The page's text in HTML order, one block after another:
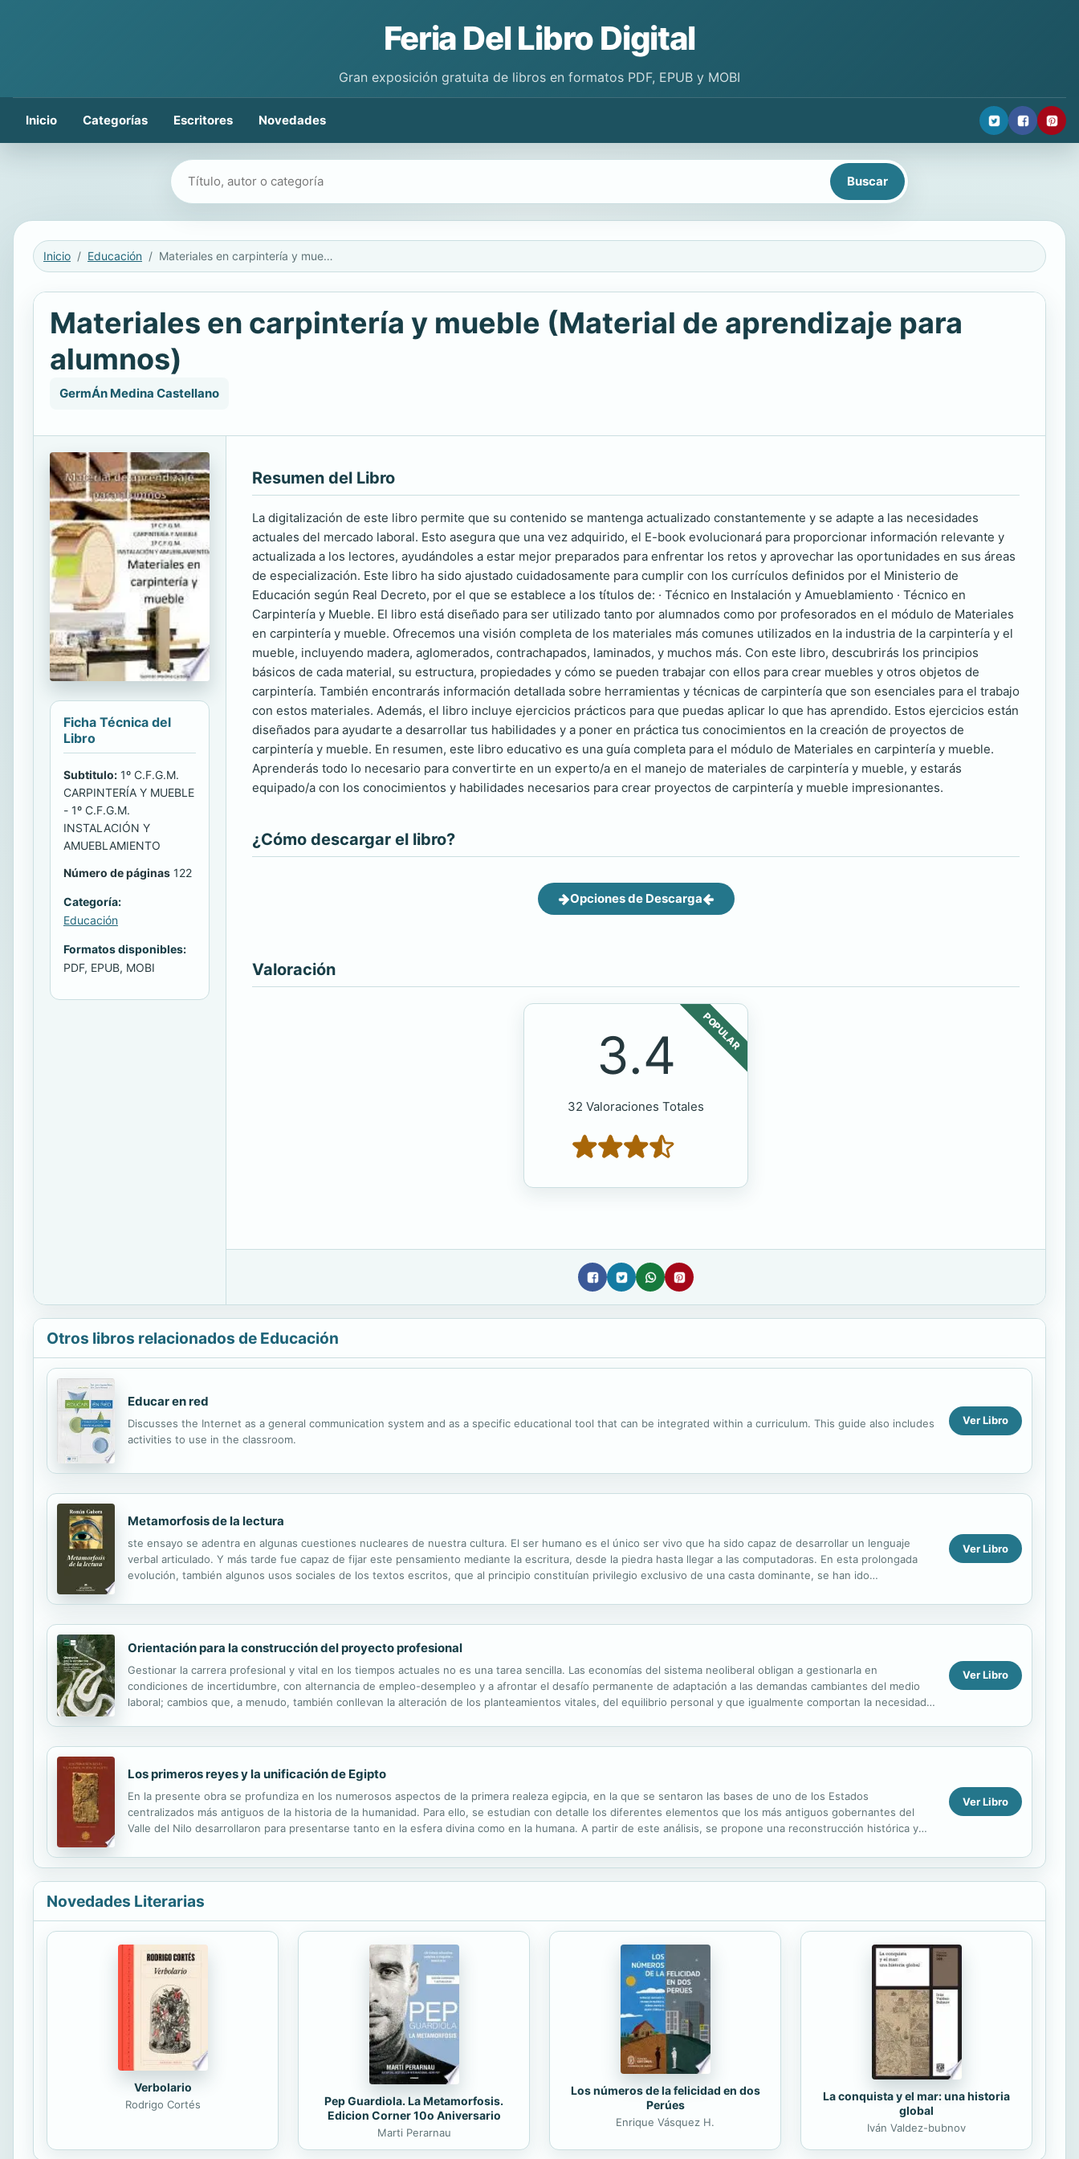
Feria Del Libro Digital
Gran exposición gratuita de libros en formatos PDF, EPUB y MOBI
Inicio Categorías Escritores Novedades
Buscar libros
Inicio Educación Materiales en carpintería y mueble (Material de aprendizaje para alumnos)
Materiales en carpintería y mueble (Material de aprendizaje para
alumnos)
GermÁn Medina Castellano
Ficha Técnica del
Libro
Subtitulo: 1º C.F.G.M.
CARPINTERÍA Y MUEBLE
- 1º C.F.G.M.
INSTALACIÓN Y
AMUEBLAMIENTO
Número de páginas 122
Categoría:
Educación
Formatos disponibles:
PDF, EPUB, MOBI
Resumen del Libro
La digitalización de este libro permite que su contenido se mantenga actualizado constantemente y se adapte a las necesidades
actuales del mercado laboral. Esto asegura que una vez adquirido, el E-book evolucionará para proporcionar información relevante y
actualizada a los lectores, ayudándoles a estar mejor preparados para enfrentar los retos y aprovechar las oportunidades en sus áreas
de especialización. Este libro ha sido ajustado cuidadosamente para cumplir con los currículos definidos por el Ministerio de
Educación según Real Decreto, por el que se establece a los títulos de: · Técnico en Instalación y Amueblamiento · Técnico en
Carpintería y Mueble. El libro está diseñado para ser utilizado tanto por alumnados como por profesorados en el módulo de Materiales
en carpintería y mueble. Ofrecemos una visión completa de los materiales más comunes utilizados en la industria de la carpintería y el
mueble, incluyendo madera, aglomerados, contrachapados, laminados, y muchos más. Con este libro, descubrirás los principios
básicos de cada material, su estructura, propiedades y cómo se pueden trabajar con ellos para crear muebles y otros objetos de
carpintería. También encontrarás información detallada sobre herramientas y técnicas de carpintería que son esenciales para el trabajo
con estos materiales. Además, el libro incluye ejercicios prácticos para que puedas aplicar lo que has aprendido. Estos ejercicios están
diseñados para ayudarte a desarrollar tus habilidades y a poner en práctica tus conocimientos en la creación de proyectos de
carpintería y mueble. En resumen, este libro educativo es una guía completa para el módulo de Materiales en carpintería y mueble.
Aprenderás todo lo necesario para convertirte en un experto/a en el manejo de materiales de carpintería y mueble, y estarás
equipado/a con los conocimientos y habilidades necesarios para crear proyectos de carpintería y mueble impresionantes.
¿Cómo descargar el libro?
Opciones de Descarga
Valoración
POPULAR
3.4
32 Valoraciones Totales
Otros libros relacionados de Educación
Educar en red
Discusses the Internet as a general communication system and as a specific educational tool that can be integrated within a curriculum. This guide also includes
activities to use in the classroom.
Ver Libro
Metamorfosis de la lectura
ste ensayo se adentra en algunas cuestiones nucleares de nuestra cultura. El ser humano es el único ser vivo que ha sido capaz de desarrollar un lenguaje
verbal articulado. Y más tarde fue capaz de fijar este pensamiento mediante la escritura, desde la piedra hasta llegar a las computadoras. En esta prolongada
evolución, también algunos usos sociales de los textos escritos, que al principio constituían privilegio exclusivo de una casta dominante, se han ido
Ver Libro
Orientación para la construcción del proyecto profesional
Gestionar la carrera profesional y vital en los tiempos actuales no es una tarea sencilla. Las economías del sistema neoliberal obligan a gestionarla en
condiciones de incertidumbre, con alternancia de empleo-desempleo y a afrontar el desafío permanente de adaptación a las demandas cambiantes del medio
laboral; cambios que, a menudo, también conllevan la alteración de los planteamientos vitales, del equilibrio personal y que igualmente comportan la necesidad
Ver Libro
Los primeros reyes y la unificación de Egipto
En la presente obra se profundiza en los numerosos aspectos de la primera realeza egipcia, en la que se sentaron las bases de uno de los Estados
centralizados más antiguos de la historia de la humanidad. Para ello, se estudian con detalle los diferentes elementos que los más antiguos gobernantes del
Valle del Nilo desarrollaron para presentarse tanto en la esfera divina como en la humana. A partir de este análisis, se propone una reconstrucción histórica y
Ver Libro
Novedades Literarias
Verbolario
Rodrigo Cortés
Pep Guardiola. La Metamorfosis.
Edicion Corner 10o Aniversario
Marti Perarnau
Los números de la felicidad en dos
Perúes
Enrique Vásquez H.
La conquista y el mar: una historia
global
Iván Valdez-bubnov